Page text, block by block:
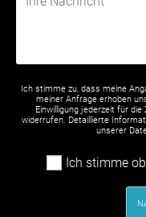
Ich stimme zu, dass meine
meiner Anfrage erhoben
Einwilligung jederzeit für
widerrufen. Detaillierte
unserer
Ich stimme